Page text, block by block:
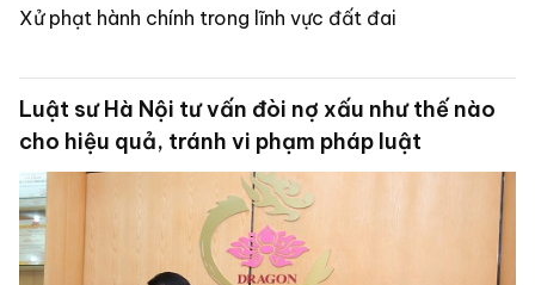
Xử phạt hành chính trong lĩnh vực đất đai
Luật sư Hà Nội tư vấn đòi nợ xấu như thế nào
cho hiệu quả, tránh vi phạm pháp luật